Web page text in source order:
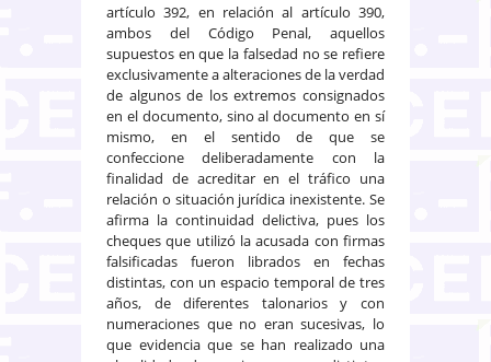
artículo 392, en relación al artículo 390,
ambos del Código Penal, aquellos
supuestos en que la falsedad no se refiere
exclusivamente a alteraciones de la verdad
de algunos de los extremos consignados
en el documento, sino al documento en sí
mismo, en el sentido de que se
confeccione deliberadamente con la
finalidad de acreditar en el tráfico una
relación o situación jurídica inexistente. Se
afirma la continuidad delictiva, pues los
cheques que utilizó la acusada con firmas
falsificadas fueron librados en fechas
distintas, con un espacio temporal de tres
años, de diferentes talonarios y con
numeraciones que no eran sucesivas, lo
que evidencia que se han realizado una